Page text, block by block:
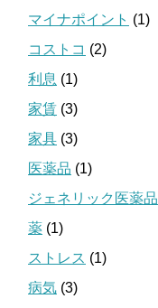
マイナポイント (1)
コストコ (2)
利息 (1)
家賃 (3)
家具 (3)
医薬品 (1)
ジェネリック医薬品
薬 (1)
ストレス (1)
病気 (3)